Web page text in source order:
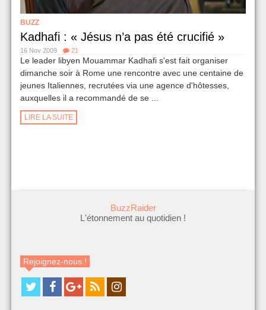
BUZZ
Kadhafi : « Jésus n’a pas été crucifié »
16 Nov 2009 21
Le leader libyen Mouammar Kadhafi s'est fait organiser
dimanche soir à Rome une rencontre avec une centaine de
jeunes Italiennes, recrutées via une agence d'hôtesses,
auxquelles il a recommandé de se ...
LIRE LA SUITE
BuzzRaider
L'étonnement au quotidien !
Rejoignez-nous !